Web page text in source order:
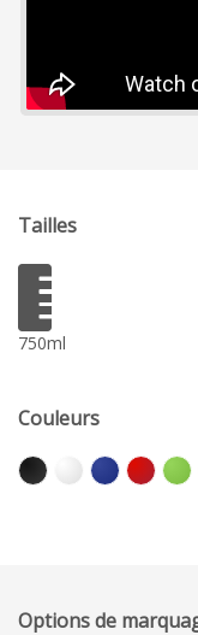
Tailles
750ml
Couleurs
Options de